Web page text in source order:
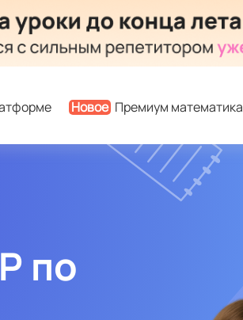
Новое Премиум математика
по